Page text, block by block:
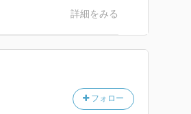
詳細をみる
フォロー